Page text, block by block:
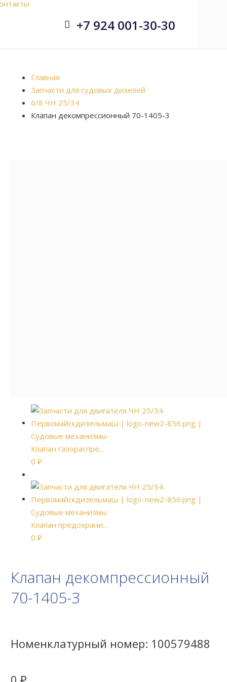

 +7 924 001-30-30
Главная
Запчасти для судовых дизелей
6/8 ЧН 25/34
Клапан декомпрессионный 70-1405-3
Клапан газораспре...
0 ₽
Клапан предохрани...
0 ₽
Клапан декомпрессионный
70-1405-3
Номенклатурный номер: 100579488